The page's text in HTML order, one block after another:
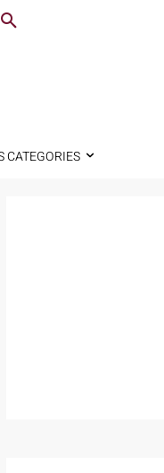
CATEGORIES